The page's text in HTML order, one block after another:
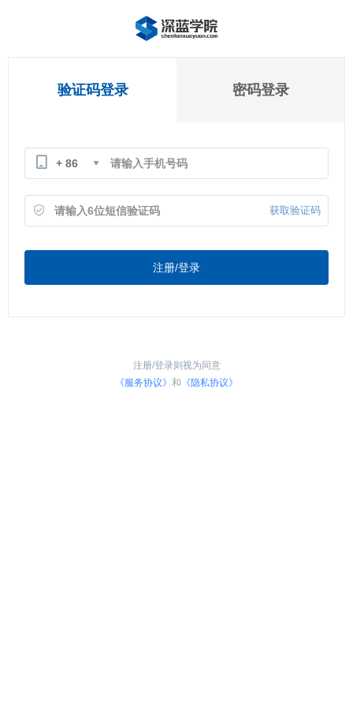
验证码登录 密码登录
+ 86
获取验证码
注册/登录
注册/登录则视为同意
《服务协议》 和 《隐私协议》